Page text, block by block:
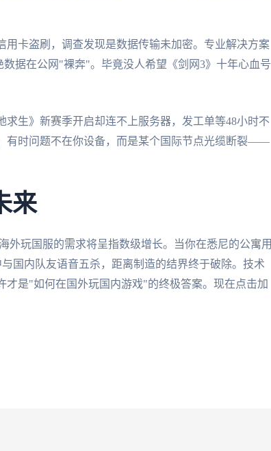
卡盗刷，调查发现是数据传输未加密。专业解决方案
据在公网"裸奔"。毕竟没人希望《剑网3》十年心血号
生》新赛季开启却连不上服务器，发工单等48小时不
有时问题不在你设备，而是某个国际节点光缆断裂——
来
外玩国服的需求将呈指数级增长。当你在悉尼的公寓用
国内队友语音五杀，距离制造的结界终于破除。技术
是"如何在国外玩国内游戏"的终极答案。现在点击加